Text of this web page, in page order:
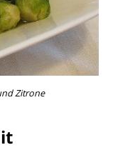
Zitrone